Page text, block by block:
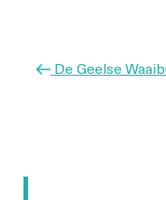
VorigDe Geelse